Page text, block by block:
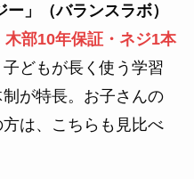
」（バランスラボ）
部10年保証・ネジ1本
子どもが長く使う学習
が特長。お子さんの
は、こちらも見比べ